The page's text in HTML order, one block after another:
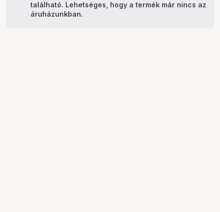
található. Lehetséges, hogy a termék már nincs az
áruházunkban.